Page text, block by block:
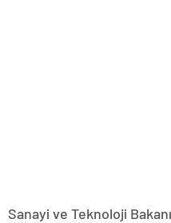
Sanayi ve Teknoloji